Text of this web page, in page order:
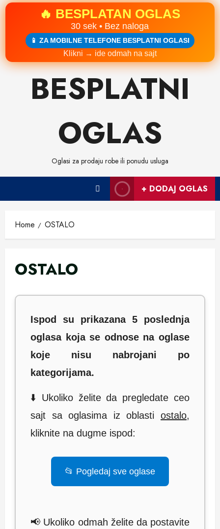
🔥 BESPLATAN OGLAS
30 sek • Bez naloga
📱 ZA MOBILNE TELEFONE BESPLATNI OGLASI
Klikni → ide odmah na sajt
Skip
BESPLATNI
OGLAS
Oglasi za prodaju robe ili ponudu usluga
+ DODAJ OGLAS
Home OSTALO
OSTALO
Ispod su prikazana 5 poslednja
oglasa koja se odnose na oglase
koje nisu nabrojani po
kategorijama.
⬇️ Ukoliko želite da pregledate ceo
sajt sa oglasima iz oblasti ostalo,
kliknite na dugme ispod:
📂 Pogledaj sve oglase
📢 Ukoliko odmah želite da postavite